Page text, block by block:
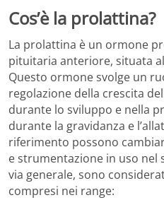
Cos’è la prolattina?
La prolattina è un ormone
pituitaria anteriore, situata
Questo ormone svolge un
regolazione della crescita
durante lo sviluppo e nella
durante la gravidanza e
riferimento possono
e strumentazione in uso nel
via generale, sono
compresi nei range: